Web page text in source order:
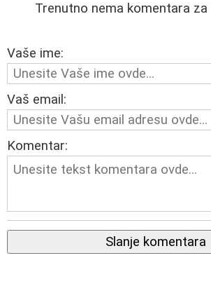
Trenutno nema komentara za
Vaše ime:
Vaš email:
Komentar:
Slanje komentara